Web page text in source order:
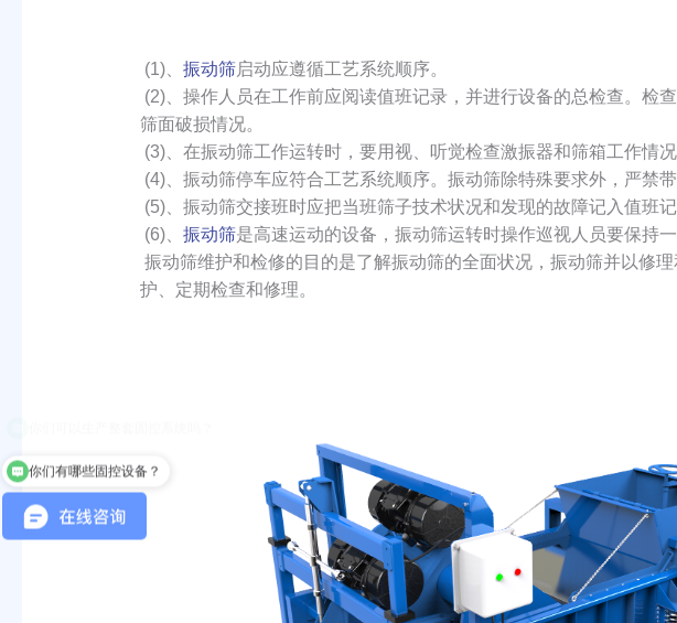
(1)、 振动筛启动应遵循工艺系统顺序。
(2)、操作人员在工作前应阅读值班记录，并进行设备的总检查。检
筛面破损情况。
(3)、在振动筛工作运转时，要用视、听觉检查激振器和筛箱工作情
(4)、振动筛停车应符合工艺系统顺序。振动筛除特殊要求外，严禁
(5)、振动筛交接班时应把当班筛子技术状况和发现的故障记入值班
(6)、 振动筛是高速运动的设备，振动筛运转时操作巡视人员要保持
振动筛维护和检修的目的是了解振动筛的全面状况，振动筛并以修
护、定期检查和修理。
你们有哪些固控设备？